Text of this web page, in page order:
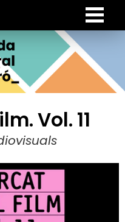
Vol. 11